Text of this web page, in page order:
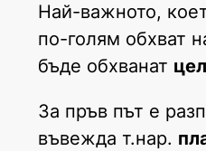
Най-важното,
по-голям обхват
бъде обхванат
За пръв път е
въвежда т.нар.